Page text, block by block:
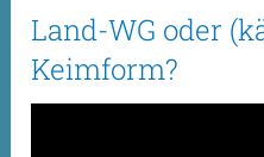
Land-WG oder
Keimform?